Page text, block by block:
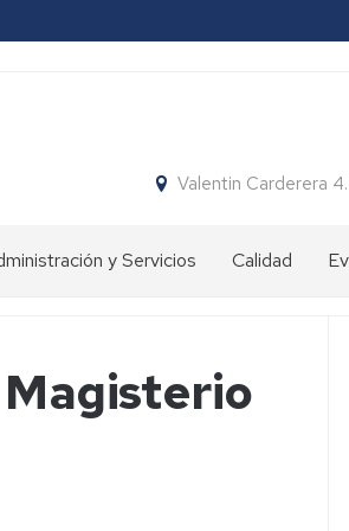
Valentin Carderera
y Servicios Calidad
Magisterio